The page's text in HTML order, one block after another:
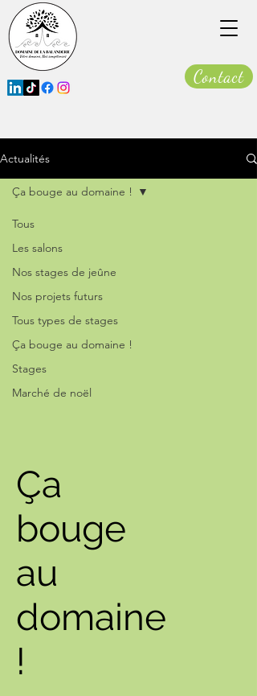
Contact
Actualités
Tous
Les salons
Nos stages de jeûne
Nos projets futurs
Tous types de stages
Ça bouge au domaine !
Stages
Marché de noël
Ça bouge au domaine !
Ça
bouge
au
domaine
!